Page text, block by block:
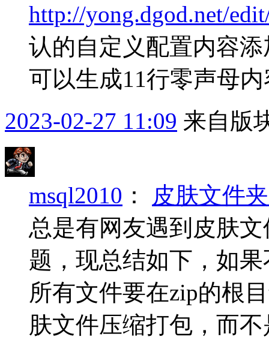
http://yong.dgod.net/
认的自定义配置内容
可以生成11行零声母
2023-02-27 11:09 来自版
msql2010 ：
皮肤文件
总是有网友遇到皮肤
题，现总结如下，如
所有文件要在zip的根
肤文件压缩打包，而